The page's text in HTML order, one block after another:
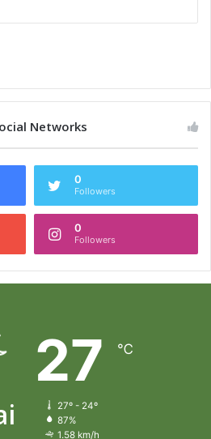
Networks
0
Followers
0
Followers
27 ℃
27º - 24º
87%
1.58 km/h